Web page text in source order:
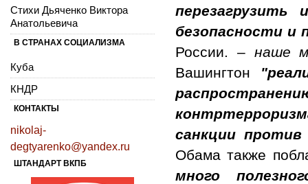
безопасности и
России. – наше
Вашингтон
санкции
Обама также
много
Стихи Дьяченко Виктора
Анатольевича
В СТРАНАХ СОЦИАЛИЗМА
Куба
КНДР
КОНТАКТЫ
nikolaj-
degtyarenko@yandex.ru
ШТАНДАРТ ВКПБ